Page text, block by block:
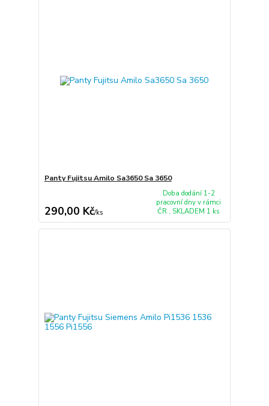
Panty Fujitsu Amilo Sa3650 Sa 3650
290,00 Kč/ks
Doba dodání 1-2
pracovní dny v rámci
ČR , SKLADEM 1 ks